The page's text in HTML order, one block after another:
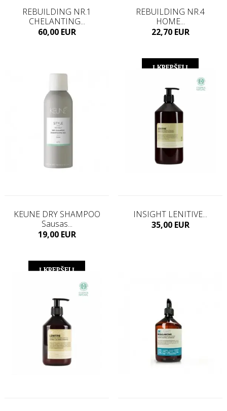
REBUILDING NR.1
CHELANTING...
Kaina
60,00 EUR
REBUILDING NR.4
HOME...
Kaina
22,70 EUR
Į KREPŠELĮ
KEUNE DRY SHAMPOO
Sausas...
Kaina
19,00 EUR
Į KREPŠELĮ
INSIGHT LENITIVE...
Kaina
35,00 EUR